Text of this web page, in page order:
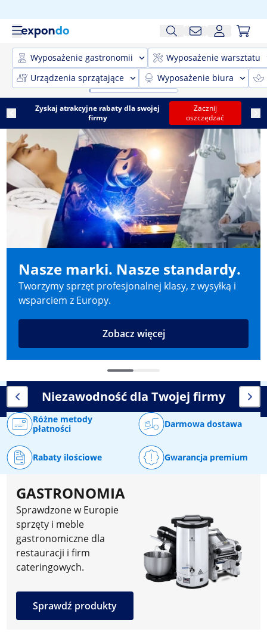
Wyposażenie gastronomii
Wyposażenie warsztatu
Urządzenia sprzątające
Wyposażenie biura
Zyskaj atrakcyjne rabaty dla swojej
firmy
Zacznij
oszczędzać
Nasze marki. Nasze standardy.
Tworzymy sprzęt profesjonalnej klasy, z wysyłką i
wsparciem z Europy.
Zobacz więcej
Niezawodność dla Twojej firmy
Różne metody
płatności
Darmowa dostawa
Rabaty ilościowe Gwarancja premium
GASTRONOMIA
Sprawdzone w Europie
sprzęty i meble
gastronomiczne dla
restauracji i firm
cateringowych.
Sprawdź produkty